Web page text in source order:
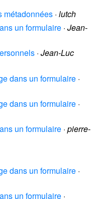
métadonnées · lutch
un formulaire · Jean-
· Jean-Luc
dans un formulaire ·
dans un formulaire ·
un formulaire · pierre-
dans un formulaire ·
un formulaire ·